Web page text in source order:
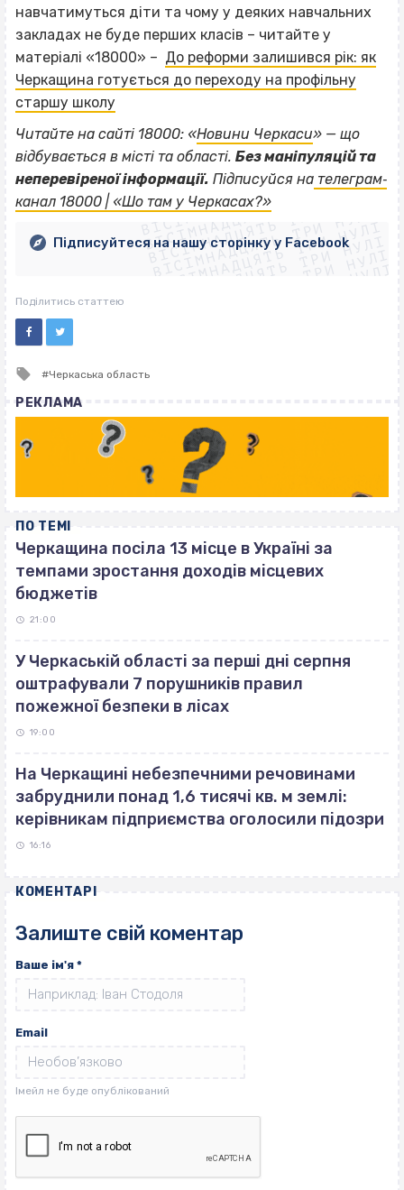
навчатимуться діти та чому у деяких навчальних
закладах не буде перших класів – читайте у
матеріалі «18000» – До реформи залишився рік: як
Черкащина готується до переходу на профільну
старшу школу
Читайте на сайті 18000: «Новини Черкаси» — що
відбувається в місті та області. Без маніпуляцій та
неперевіреної інформації. Підписуйся на телеграм‐
канал 18000 | «Шо там у Черкасах?»
ВІСІМНАДЦЯТЬ ТРИ НУЛІ
ВІСІМНАДЦЯТЬ ТРИ НУЛІ
ВІСІМНАДЦЯТЬ ТРИ НУЛІ
ВІСІМНАДЦЯТЬ ТРИ НУЛІ
ВІСІМНАДЦЯТЬ ТРИ НУЛІ
ВІСІМНАДЦЯТЬ ТРИ НУЛІ
ВІСІМНАДЦЯТЬ ТРИ НУЛІ
ВІСІМНАДЦЯТЬ ТРИ НУЛІ
Підписуйтеся на нашу сторінку у Facebook
Поділитись статтею
Tagged
Черкаська область
РЕКЛАМА
ПО ТЕМІ
Черкащина посіла 13 місце в Україні за
темпами зростання доходів місцевих
бюджетів
21:00
У Черкаській області за перші дні серпня
оштрафували 7 порушників правил
пожежної безпеки в лісах
19:00
На Черкащині небезпечними речовинами
забруднили понад 1,6 тисячі кв. м землі:
керівникам підприємства оголосили підозри
16:16
КОМЕНТАРІ
Залиште свій коментар
Ваше ім'я *
Email